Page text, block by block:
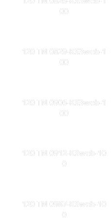
00
120 TN 0829-KS3web-1
00
120 TN 0906-KS3web-1
00
120 TN 0912-KSweb-10
0
120 TN 0987-KSweb-10
0